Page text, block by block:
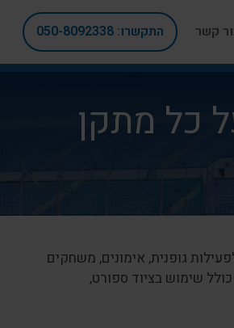
קשר התקשרו: 050-8092338
כל מתקן
גופנית, אימונים, משחקים
שימוש בציוד ספורט,